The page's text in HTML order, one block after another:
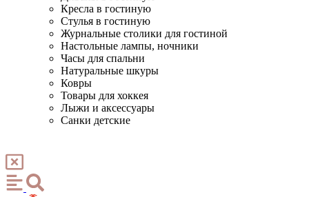
Кресла в гостиную
Стулья в гостиную
Журнальные столики для гостиной
Настольные лампы, ночники
Часы для спальни
Натуральные шкуры
Ковры
Товары для хоккея
Лыжи и аксессуары
Санки детские